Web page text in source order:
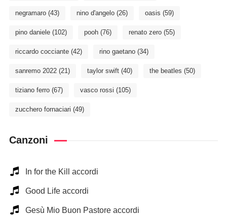
negramaro(43) nino d'angelo(26) oasis (59)
pino daniele(102) pooh(76) renato zero(55)
riccardo cocciante(42) rino gaetano(34)
sanremo 2022(21) taylor swift(40) the beatles (50)
tiziano ferro(67) vasco rossi (105)
zucchero fornaciari (49)
Canzoni
In for the Kill accordi
Good Life accordi
Gesù Mio Buon Pastore accordi